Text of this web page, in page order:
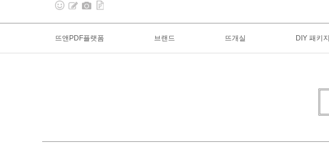
뜨앤PDF플랫폼 브랜드 뜨개실 DIY 패키지